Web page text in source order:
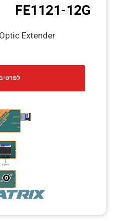
C-Mount Lenss
Equipment
Fiber Optic
AV over IP
Photo Printers
FE1121-12G
Extender